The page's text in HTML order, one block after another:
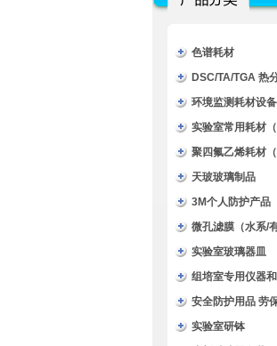
色谱耗材
DSC/TA/TGA 热
环境监测耗材设备
实验室常用耗材（
聚四氟乙烯耗材（
天玻玻璃制品
3M个人防护产品
微孔滤膜（水系/
实验室玻璃器皿
组培室专用仪器
安全防护用品 劳
实验室研钵